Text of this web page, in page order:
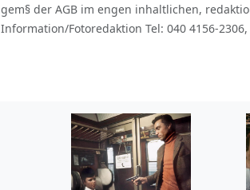
gem§ der AGB im engen inhaltlichen,
Information/Fotoredaktion Tel: 040 4156-